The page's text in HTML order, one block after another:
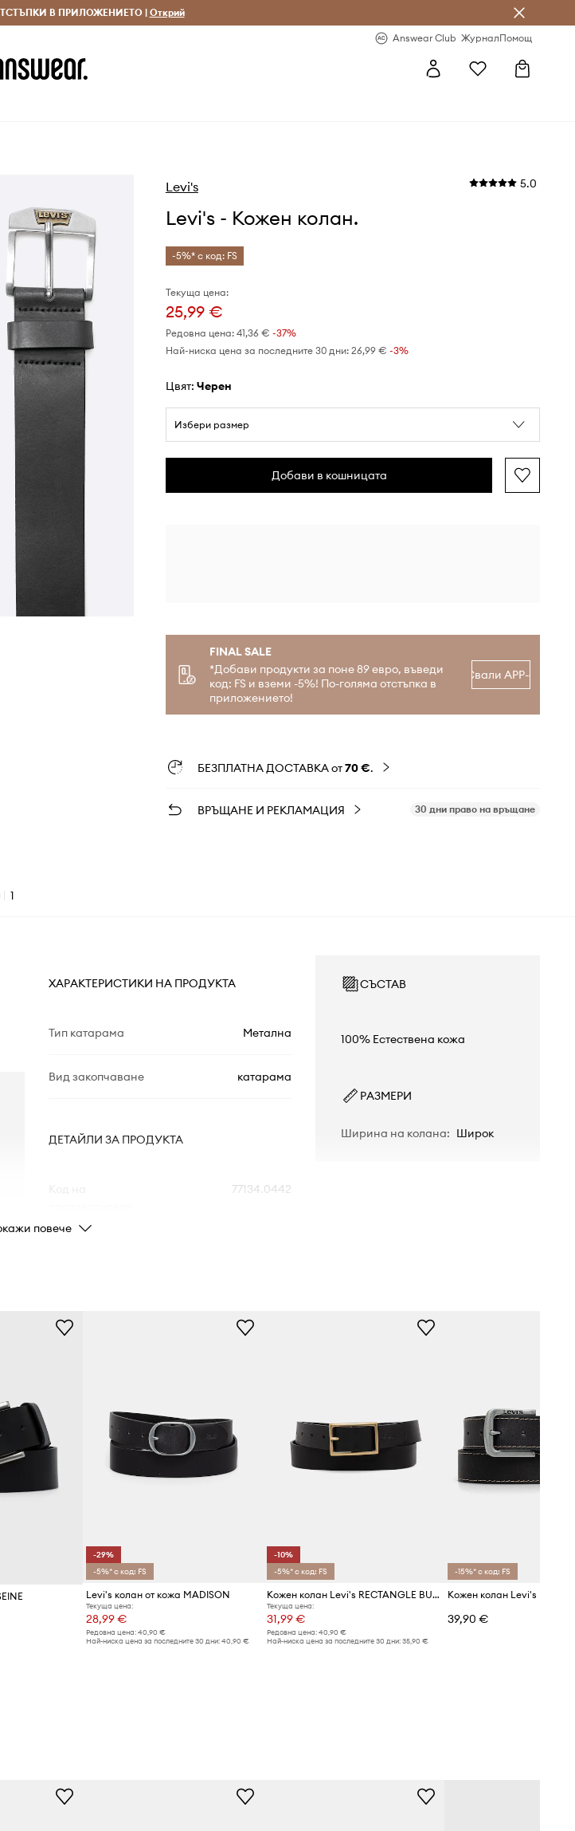
EUR Доставка 1-5 дни
В ПРИЛОЖЕНИЕТО |Открий
Answear Club ЖурналПомощ
Levi's 5.0
Levi's - Кожен колан.
-5%* с код: FS
Текуща цена:
25,99 €
Редовна цена: 41,36 € -37%
Най-ниска цена за последните 30 дни: 26,99 € -3%
Цвят: черен
Избери размер
Добави в кошницата
FINAL SALE
*Добави продукти за поне 89 евро, въведи
код: FS и вземи -5%! По-голяма отстъпка в
приложението!
Свали APP-а
БЕЗПЛАТНА ДОСТАВКА от70 €.
ВРЪЩАНЕ И РЕКЛАМАЦИЯ 30 дни право на връщане
1
ХАРАКТЕРИСТИКИ НА ПРОДУКТА
Тип катарама Метална
Вид закопчаване катарама
ДЕТАЙЛИ ЗА ПРОДУКТА
77134.0442
Производител
СЪСТАВ
100% Естествена кожа
РАЗМЕРИ
Ширина на колана: Широк
повече
-29%
-5%* с код: FS
Levi's колан от кожа MADISON
Текуща цена:
28,99 €
Редовна цена: 40,90 €
Най-ниска цена за последните 30 дни: 40,90 €
-10%
-5%* с код: FS
Кожен колан Levi's RECTANGLE BUCKLE
Текуща цена:
31,99 €
Редовна цена:40,90 €
Най-ниска цена за последните 30 дни:35,90 €
-15%* с код: FS
Кожен колан Levi's LOIRE
39,90 €